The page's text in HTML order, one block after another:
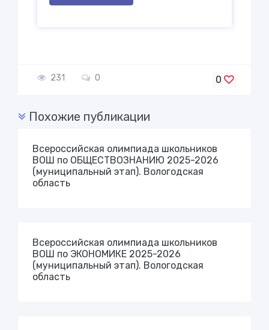
231 0 0
Похожие публикации
Всероссийская олимпиада школьников
ВОШ по ОБЩЕСТВОЗНАНИЮ 2025-2026
(муниципальный этап). Вологодская
область
Всероссийская олимпиада школьников
ВОШ по ЭКОНОМИКЕ 2025-2026
(муниципальный этап). Вологодская
область